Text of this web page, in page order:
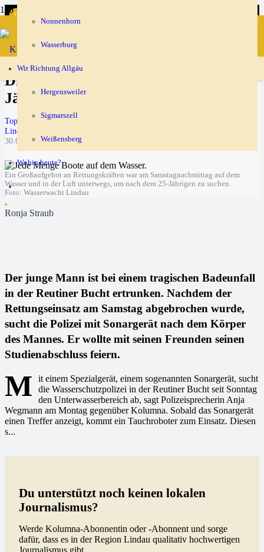
Nonnenhorn
Wasserburg
Wir Richtung Allgäu
Hergensweiler
Sigmarszell
Weißensberg
Wohin heute?
Die Suche nach ertrunkenem 25-
Jährigen geht weiter
Top-Thema
Lindau
30.06.2025
Ein Großaufgebot an Rettungskräften war am Samstagnachmittag auf dem
Wasser und in der Luft unterwegs, um nach dem 25-Jährigen zu suchen.
Foto: Wasserwacht Lindau
Ronja Straub
Der junge Mann ist bei einem tragischen Badeunfall
in der Reutiner Bucht ertrunken. Nachdem der
Rettungseinsatz am Samstag abgebrochen wurde,
sucht die Polizei mit Sonargerät nach dem Körper
des Mannes. Er wollte mit seinen Freunden seinen
Studienabschluss feiern.
M
it einem Spezialgerät, einem sogenannten Sonargerät, sucht
die Wasserschutzpolizei in der Reutiner Bucht seit Sonntag
den Unterwasserbereich ab, sagt Polizeisprecherin Anja
Wegmann am Montag gegenüber Kolumna. Sobald das Sonargerät
einen Treffer anzeigt, kommt ein Tauchroboter zum Einsatz. Diesen
s...
Du unterstützt noch keinen lokalen
Journalismus?
Werde Kolumna-Abonnentin oder -Abonnent und sorge
dafür, dass es in der Region Lindau qualitativ hochwertigen
Lindau
Lindau